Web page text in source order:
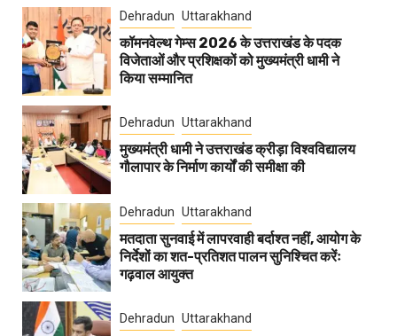
Dehradun Uttarakhand
कॉमनवेल्थ गेम्स 2026 के उत्तराखंड के पदक
विजेताओं और प्रशिक्षकों को मुख्यमंत्री धामी ने
किया सम्मानित
Dehradun Uttarakhand
मुख्यमंत्री धामी ने उत्तराखंड क्रीड़ा विश्वविद्यालय
गौलापार के निर्माण कार्यों की समीक्षा की
Dehradun Uttarakhand
मतदाता सुनवाई में लापरवाही बर्दाश्त नहीं, आयोग के
निर्देशों का शत-प्रतिशत पालन सुनिश्चित करेंः
गढ़वाल आयुक्त
Dehradun Uttarakhand